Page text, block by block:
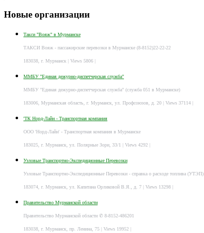
Новые организации
Такси "Вояж" в Мурманске
ТАКСИ Вояж - пассажирские перевозки в Мурманске (8-8152)22-22-22
183038, г. Мурманск | Views 5806 |
ММБУ "Единая дежурно-диспетчерская служба"
ММБУ "Единая дежурно-диспетчерская служба" (служба 051 в Мурманске)
183006, Мурманская область, г. Мурманск, ул. Профсоюзов, д. 20 | Views 37114 |
'ТК Норд-Лайн - Транспортная компания
ООО 'Норд-Лайн' - Транспортная компания в Мурманске
183025, г. Мурманск, ул. Полярные Зори, 33/1 | Views 4292 |
Узловые Транспортно-Экспедиционные Перевозки
Узловые Транспортно-Экспедиционные Перевозки - справка о расходе топлива (УТЭП)
183074, г. Мурманск, ул. Капитана Орликовой В.Я., д. 7 | Views 13298 |
Правительство Мурманской области
Правительство Мурманской области ✆ 8-8152-486201
183038, г. Мурманск, пр. Ленина, 75 | Views 19952 |